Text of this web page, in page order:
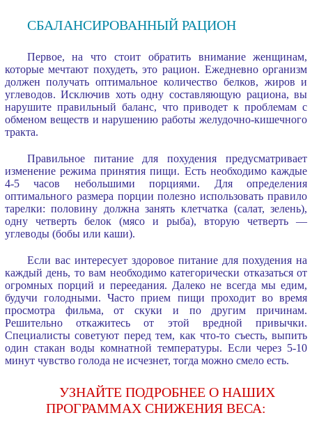
СБАЛАНСИРОВАННЫЙ РАЦИОН
Первое, на что стоит обратить внимание женщинам,
которые мечтают похудеть, это рацион. Ежедневно организм
должен получать оптимальное количество белков, жиров и
углеводов. Исключив хоть одну составляющую рациона, вы
нарушите правильный баланс, что приводет к проблемам с
обменом веществ и нарушению работы желудочно-кишечного
тракта.
Правильное питание для похудения предусматривает
изменение режима принятия пищи. Есть необходимо каждые
4-5 часов небольшими порциями. Для определения
оптимального размера порции полезно использовать правило
тарелки: половину должна занять клетчатка (салат, зелень),
одну четверть белок (мясо и рыба), вторую четверть —
углеводы (бобы или каши).
Если вас интересует здоровое питание для похудения на
каждый день, то вам необходимо категорически отказаться от
огромных порций и переедания. Далеко не всегда мы едим,
будучи голодными. Часто прием пищи проходит во время
просмотра фильма, от скуки и по другим причинам.
Решительно откажитесь от этой вредной привычки.
Специалисты советуют перед тем, как что-то съесть, выпить
один стакан воды комнатной температуры. Если через 5-10
минут чувство голода не исчезнет, тогда можно смело есть.
УЗНАЙТЕ ПОДРОБНЕЕ О НАШИХ
ПРОГРАММАХ СНИЖЕНИЯ ВЕСА: